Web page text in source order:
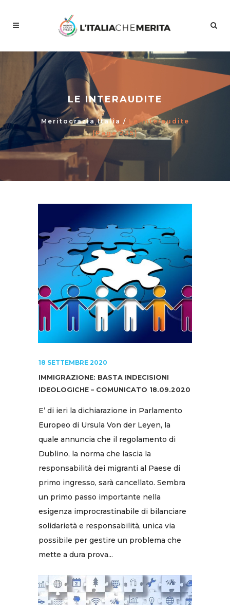
LE INTERAUDITE
Meritocrazia Italia / Le Interaudite
(Page 235)
18 SETTEMBRE 2020
IMMIGRAZIONE: BASTA INDECISIONI
IDEOLOGICHE – COMUNICATO 18.09.2020
E’ di ieri la dichiarazione in Parlamento
Europeo di Ursula Von der Leyen, la
quale annuncia che il regolamento di
Dublino, la norma che lascia la
responsabilità dei migranti al Paese di
primo ingresso, sarà cancellato. Sembra
un primo passo importante nella
esigenza improcrastinabile di bilanciare
solidarietà e responsabilità, unica via
possibile per gestire un problema che
mette a dura prova...